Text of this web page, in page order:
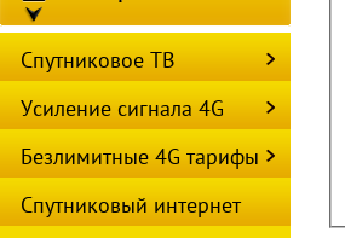
Спутниковое ТВ
Усиление сигнала 4G
Безлимитные 4G тарифы
Спутниковый интернет